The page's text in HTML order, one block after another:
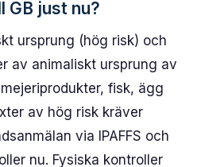
GB just nu?
ursprung (hög risk) och
av animaliskt ursprung av
fisk, ägg
av hög risk kräver
via IPAFFS och
nu. Fysiska kontroller